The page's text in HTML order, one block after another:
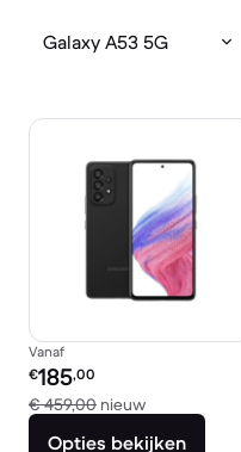
Galaxy A53 5G
Vanaf
Refurbished prijs:
€185,00
€ 459,00 nieuwVergeleken
Opties bekijken